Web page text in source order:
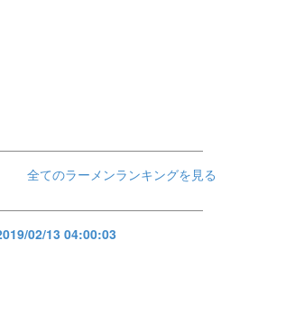
全てのラーメンランキングを見る
02/13 04:00:03